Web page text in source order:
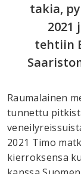
takia,
2021
tehtiin
Raumalainen
tunnettu
2021 Timo
kierroksensa